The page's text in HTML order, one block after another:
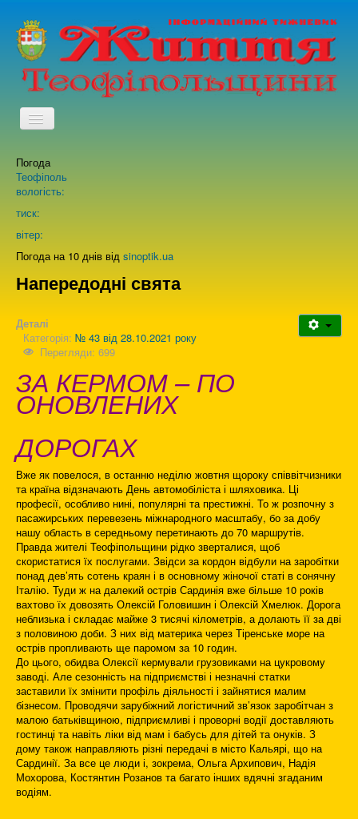
TPL_PROTOSTAR_TOGGLE_MENU
Про нас
Погода
Теофіполь
вологість:
тиск:
вітер:
Погода на 10 днів від sinoptik.ua
Напередодні свята
Деталі
Категорія: № 43 від 28.10.2021 року
Перегляди: 699
ЗА КЕРМОМ – ПО
ОНОВЛЕНИХ
ДОРОГАХ
Вже як повелося, в останню неділю жовтня щороку співвітчизники
та країна відзначають День автомобіліста і шляховика. Ці
професії, особливо нині, популярні та престижні. То ж розпочну з
пасажирських перевезень міжнародного масштабу, бо за добу
нашу область в середньому перетинають до 70 маршрутів.
Правда жителі Теофіпольщини рідко зверталися, щоб
скористатися їх послугами. Звідси за кордон відбули на заробітки
понад дев’ять сотень краян і в основному жіночої статі в сонячну
Італію. Туди ж на далекий острів Сардинія вже більше 10 років
вахтово їх довозять Олексій Головишин і Олексій Хмелюк. Дорога
неблизька і складає майже 3 тисячі кілометрів, а долають її за дві
з половиною доби. З них від материка через Тіренське море на
острів пропливають ще паромом за 10 годин.
До цього, обидва Олексії кермували грузовиками на цукровому
заводі. Але сезонність на підприємстві і незначні статки
заставили їх змінити профіль діяльності і зайнятися малим
бізнесом. Проводячи зарубіжний логістичний зв’язок заробітчан з
малою батьківщиною, підприємливі і проворні водії доставляють
гостинці та навіть ліки від мам і бабусь для дітей та онуків. З
дому також направляють різні передачі в місто Кальярі, що на
Сардинії. За все це люди і, зокрема, Ольга Архипович, Надія
Мохорова, Костянтин Розанов та багато інших вдячні згаданим
водіям.